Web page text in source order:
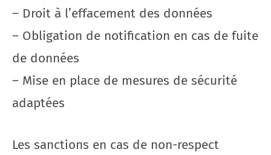
– Droit à l’effacement des données
– Obligation de notification en cas de fuite
de données
– Mise en place de mesures de sécurité
adaptées
Les sanctions en cas de non-respect